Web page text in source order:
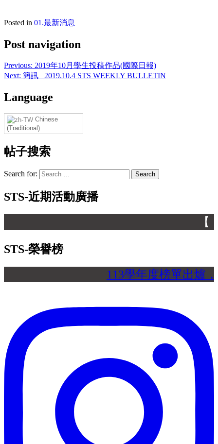
Posted in 01.最新消息
Post navigation
Previous: 2019年10月學生投稿作品(國際日報)
Next: 簡訊_ 2019.10.4 STS WEEKLY BULLETIN
Language
Chinese
(Traditional)
帖子搜索
Search for:
STS-近期活動廣播
【 】
STS-榮譽榜
113學年度榜單出爐